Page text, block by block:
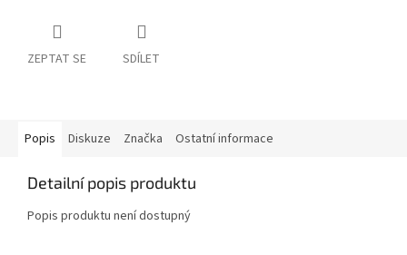
ZEPTAT SE SDÍLET
Popis Diskuze Značka Ostatní informace
Detailní popis produktu
Popis produktu není dostupný